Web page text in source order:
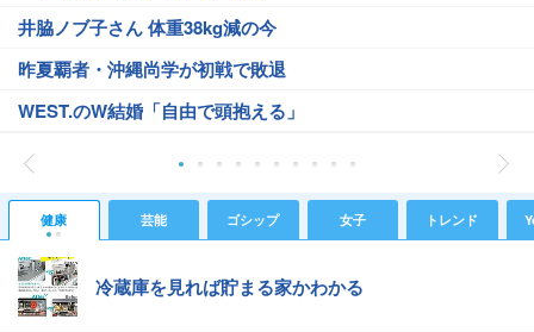
井脇ノブ子さん 体重38kg減の今
昨夏覇者・沖縄尚学が初戦で敗退
WEST.のW結婚「自由で頭抱える」
健康 芸能 ゴシップ 女子 トレンド
冷蔵庫を見れば貯まる家かわかる